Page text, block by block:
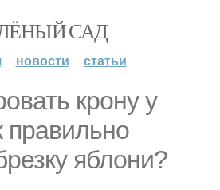
САД
новости статьи
крону у
правильно
яблони?